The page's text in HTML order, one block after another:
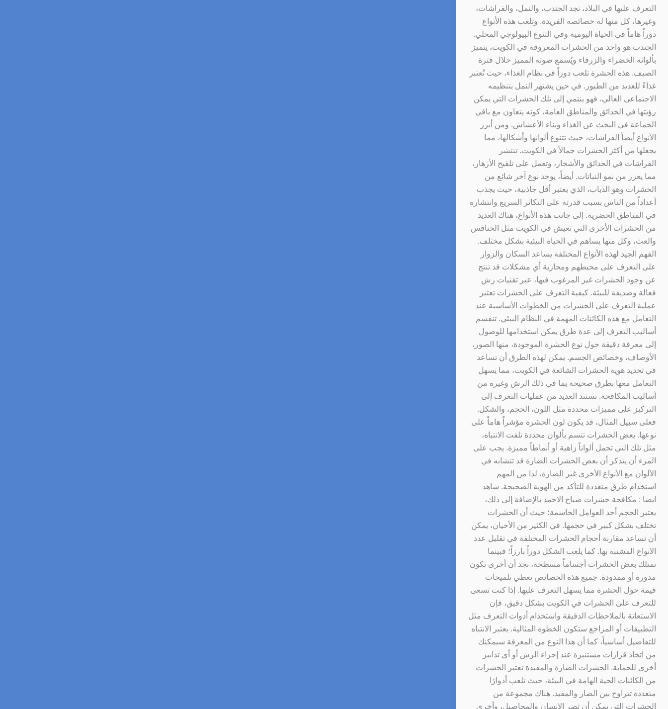
التعرف عليها في البلاد، نجد الجندب، والنمل، والفراشات،
وغيرها، كل منها له خصائصه الفريدة. وتلعب هذه الأنواع
دوراً هاماً في الحياة اليومية وفي التنوع البيولوجي المحلي.
الجندب هو واحد من الحشرات المعروفة في الكويت، يتميز
بألوانه الخضراء والزرقاء ويُسمع صوته المميز خلال فترة
الصيف. هذه الحشرة تلعب دوراً في نظام الغذاء، حيث تُعتبر
غذاءً للعديد من الطيور. في حين يشتهر النمل بتنظيمه
الاجتماعي العالي، فهو ينتمي إلى تلك الحشرات التي يمكن
رؤيتها في الحدائق والمناطق العامة، كونه يتعاون مع باقي
الجماعة في البحث عن الغذاء وبناء الأعشاش. ومن أبرز
الأنواع أيضاً الفراشات، حيث تتنوع ألوانها وأشكالها، مما
يجعلها من أكثر الحشرات جمالاً في الكويت. تنتشر
الفراشات في الحدائق والأشجار، وتعمل على تلقيح الأزهار،
مما يعزز من نمو النباتات. أيضاً، يوجد نوع آخر شائع من
الحشرات وهو الذباب، الذي يعتبر أقل جاذبية، حيث يجذب
أعداداً من الناس بسبب قدرته على التكاثر السريع وانتشاره
في المناطق الحضرية. إلى جانب هذه الأنواع، هناك العديد
من الحشرات الأخرى التي تعيش في الكويت مثل الخنافس
والعث، وكل منها يساهم في الحياة البيئية بشكل مختلف.
الفهم الجيد لهذه الأنواع المختلفة يساعد السكان والزوار
على التعرف على محيطهم ومحاربة أي مشكلات قد تنتج
عن وجود الحشرات غير المرغوب فيها، عبر تقنيات رش
فعالة وصديقة للبيئة. كيفية التعرف على الحشرات تعتبر
عملية التعرف على الحشرات من الخطوات الأساسية عند
التعامل مع هذه الكائنات المهمة في النظام البيئي. تنقسم
أساليب التعرف إلى عدة طرق يمكن استخدامها للوصول
إلى معرفة دقيقة حول نوع الحشرة الموجودة، منها الصور،
الأوصاف، وخصائص الجسم. يمكن لهذه الطرق أن تساعد
في تحديد هوية الحشرات الشائعة في الكويت، مما يسهل
التعامل معها بطرق صحيحة بما في ذلك الرش وغيره من
أساليب المكافحة. تستند العديد من عمليات التعرف إلى
التركيز على مميزات محددة مثل اللون، الحجم، والشكل.
فعلى سبيل المثال، قد يكون لون الحشرة مؤشراً هاماً على
نوعها. بعض الحشرات تتسم بألوان محددة تلفت الانتباه،
مثل تلك التي تحمل ألواناً زاهية أو أنماطاً مميزة. يجب على
المرء أن يتذكر أن بعض الحشرات الضارة قد تتشابه في
الألوان مع الأنواع الأخرى غير الضارة، لذا من المهم
استخدام طرق متعددة للتأكد من الهوية الصحيحة. شاهد
ايضا : مكافحة حشرات صباح الاحمد بالإضافة إلى ذلك،
يعتبر الحجم أحد العوامل الحاسمة؛ حيث أن الحشرات
تختلف بشكل كبير في حجمها. في الكثير من الأحيان، يمكن
أن تساعد مقارنة أحجام الحشرات المختلفة في تقليل عدد
الانواع المشتبه بها. كما يلعب الشكل دوراً بارزاً؛ فبينما
تمتلك بعض الحشرات أجساماً مسطحة، نجد أن أخرى تكون
مدورة أو ممدودة. جميع هذه الخصائص تعطي تلميحات
قيمة حول الحشرة مما يسهل التعرف عليها. إذا كنت تسعى
للتعرف على الحشرات في الكويت بشكل دقيق، فإن
الاستعانة بالملاحظات الدقيقة واستخدام أدوات التعرف مثل
التطبيقات أو المراجع ستكون الخطوة المثالية. يعتبر الانتباه
للتفاصيل أساسياً، كما أن هذا النوع من المعرفة سيمكنك
من اتخاذ قرارات مستنيرة عند إجراء الرش أو أي تدابير
أخرى للحماية. الحشرات الضارة والمفيدة تعتبر الحشرات
من الكائنات الحية الهامة في البيئة، حيث تلعب أدوارًا
متعددة تتراوح بين الضار والمفيد. هناك مجموعة من
الحشرات التي يمكن أن تضر الإنسان والمحاصيل، وأخرى